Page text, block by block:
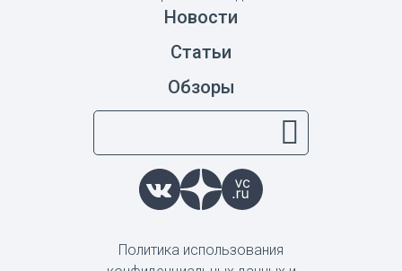
Новости
Статьи
Обзоры
Политика использования